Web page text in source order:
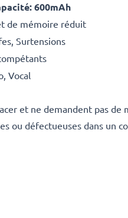
600mAh
de mémoire réduit
Surtensions
Vocal
et ne demandent pas
ou défectueuses dans un